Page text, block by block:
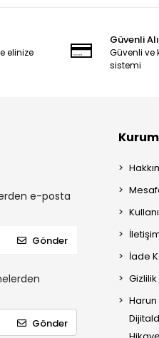
elinize
Güvenli
Güvenli ve
sistemi
e-posta
Gönder
Gönder
İade
Gizlilik